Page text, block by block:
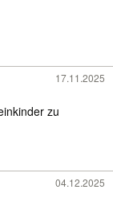
17.11.2025
zu
04.12.2025